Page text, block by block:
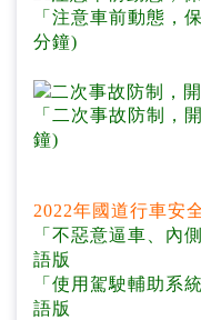
「注意車前動態，
分鐘)
「二次事故防制，
鐘)
2022年國道行車安
「不惡意逼車、內
語版
「使用駕駛輔助系
語版